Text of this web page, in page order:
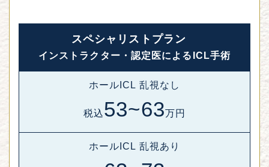
スペシャリストプラン
インストラクター・認定医によるICL手術
ホールICL 乱視なし
税込53~63万円
ホールICL 乱視あり